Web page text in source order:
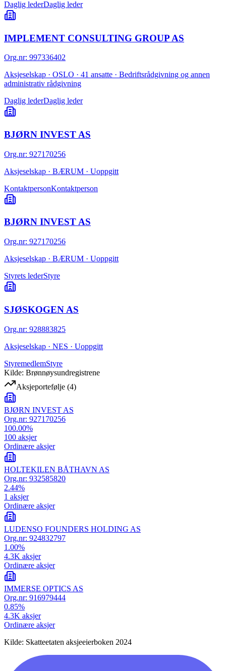
Daglig lederDaglig leder
IMPLEMENT CONSULTING GROUP AS
Org.nr: 997336402
Aksjeselskap · OSLO · 41 ansatte · Bedriftsrådgivning og annen
administrativ rådgivning
Daglig lederDaglig leder
BJØRN INVEST AS
Org.nr: 927170256
Aksjeselskap · BÆRUM · Uoppgitt
KontaktpersonKontaktperson
BJØRN INVEST AS
Org.nr: 927170256
Aksjeselskap · BÆRUM · Uoppgitt
Styrets lederStyre
SJØSKOGEN AS
Org.nr: 928883825
Aksjeselskap · NES · Uoppgitt
StyremedlemStyre
Kilde: Brønnøysundregistrene
Aksjeportefølje (4)
BJØRN INVEST AS
Org.nr: 927170256
100.00%
100 aksjer
Ordinære aksjer
HOLTEKILEN BÅTHAVN AS
Org.nr: 932585820
2.44%
1 aksjer
Ordinære aksjer
LUDENSO FOUNDERS HOLDING AS
Org.nr: 924832797
1.00%
4.3K aksjer
Ordinære aksjer
IMMERSE OPTICS AS
Org.nr: 916979444
0.85%
4.3K aksjer
Ordinære aksjer
Kilde: Skatteetaten aksjeeierboken 2024